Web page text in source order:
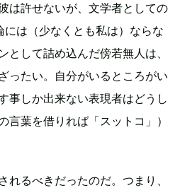
は許せないが、文学者としての
は（少なくとも私は）ならな
として詰め込んだ傍若無人は、
ったい。自分がいるところがい
事しか出来ない表現者はどうし
言葉を借りれば「スットコ」）
れるべきだったのだ。つまり、